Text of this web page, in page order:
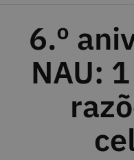
6.º
NAU: